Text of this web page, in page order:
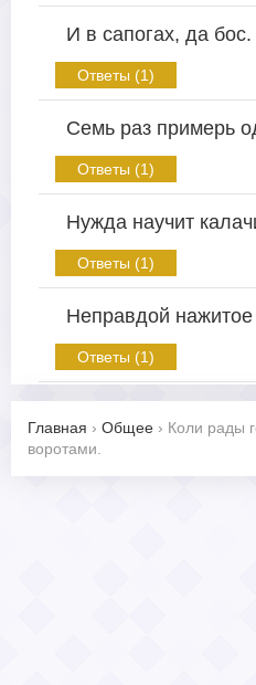
И в сапогах, да бос.
Ответы (1)
Семь раз примерь
Ответы (1)
Нужда научит
Ответы (1)
Неправдой нажитое
Ответы (1)
Главная › Общее › Коли рады
воротами.